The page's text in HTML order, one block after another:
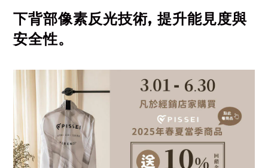
下背部像素反光技術, 提升能見度與
安全性。